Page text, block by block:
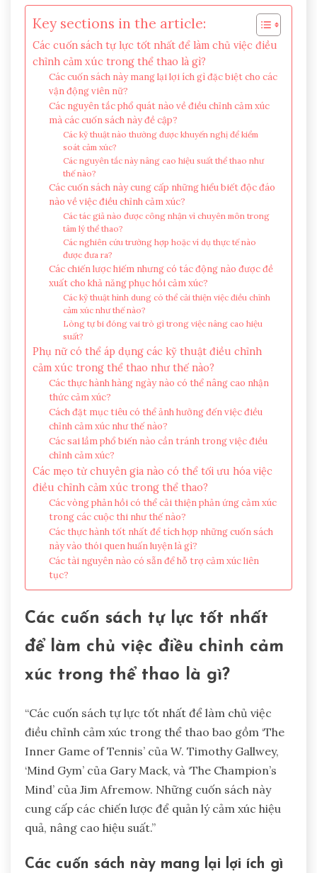
Key sections in the article:
Các cuốn sách tự lực tốt nhất để làm chủ việc điều
chỉnh cảm xúc trong thể thao là gì?
Các cuốn sách này mang lại lợi ích gì đặc biệt cho các
vận động viên nữ?
Các nguyên tắc phổ quát nào về điều chỉnh cảm xúc
mà các cuốn sách này đề cập?
Các kỹ thuật nào thường được khuyến nghị để kiểm
soát cảm xúc?
Các nguyên tắc này nâng cao hiệu suất thể thao như
thế nào?
Các cuốn sách này cung cấp những hiểu biết độc đáo
nào về việc điều chỉnh cảm xúc?
Các tác giả nào được công nhận vì chuyên môn trong
tâm lý thể thao?
Các nghiên cứu trường hợp hoặc ví dụ thực tế nào
được đưa ra?
Các chiến lược hiếm nhưng có tác động nào được đề
xuất cho khả năng phục hồi cảm xúc?
Các kỹ thuật hình dung có thể cải thiện việc điều chỉnh
cảm xúc như thế nào?
Lòng tự bi đóng vai trò gì trong việc nâng cao hiệu
suất?
Phụ nữ có thể áp dụng các kỹ thuật điều chỉnh
cảm xúc trong thể thao như thế nào?
Các thực hành hàng ngày nào có thể nâng cao nhận
thức cảm xúc?
Cách đặt mục tiêu có thể ảnh hưởng đến việc điều
chỉnh cảm xúc như thế nào?
Các sai lầm phổ biến nào cần tránh trong việc điều
chỉnh cảm xúc?
Các mẹo từ chuyên gia nào có thể tối ưu hóa việc
điều chỉnh cảm xúc trong thể thao?
Các vòng phản hồi có thể cải thiện phản ứng cảm xúc
trong các cuộc thi như thế nào?
Các thực hành tốt nhất để tích hợp những cuốn sách
này vào thói quen huấn luyện là gì?
Các tài nguyên nào có sẵn để hỗ trợ cảm xúc liên
tục?
Các cuốn sách tự lực tốt nhất
để làm chủ việc điều chỉnh cảm
xúc trong thể thao là gì?
“Các cuốn sách tự lực tốt nhất để làm chủ việc
điều chỉnh cảm xúc trong thể thao bao gồm ‘The
Inner Game of Tennis’ của W. Timothy Gallwey,
‘Mind Gym’ của Gary Mack, và ‘The Champion’s
Mind’ của Jim Afremow. Những cuốn sách này
cung cấp các chiến lược để quản lý cảm xúc hiệu
quả, nâng cao hiệu suất.”
Các cuốn sách này mang lại lợi ích gì